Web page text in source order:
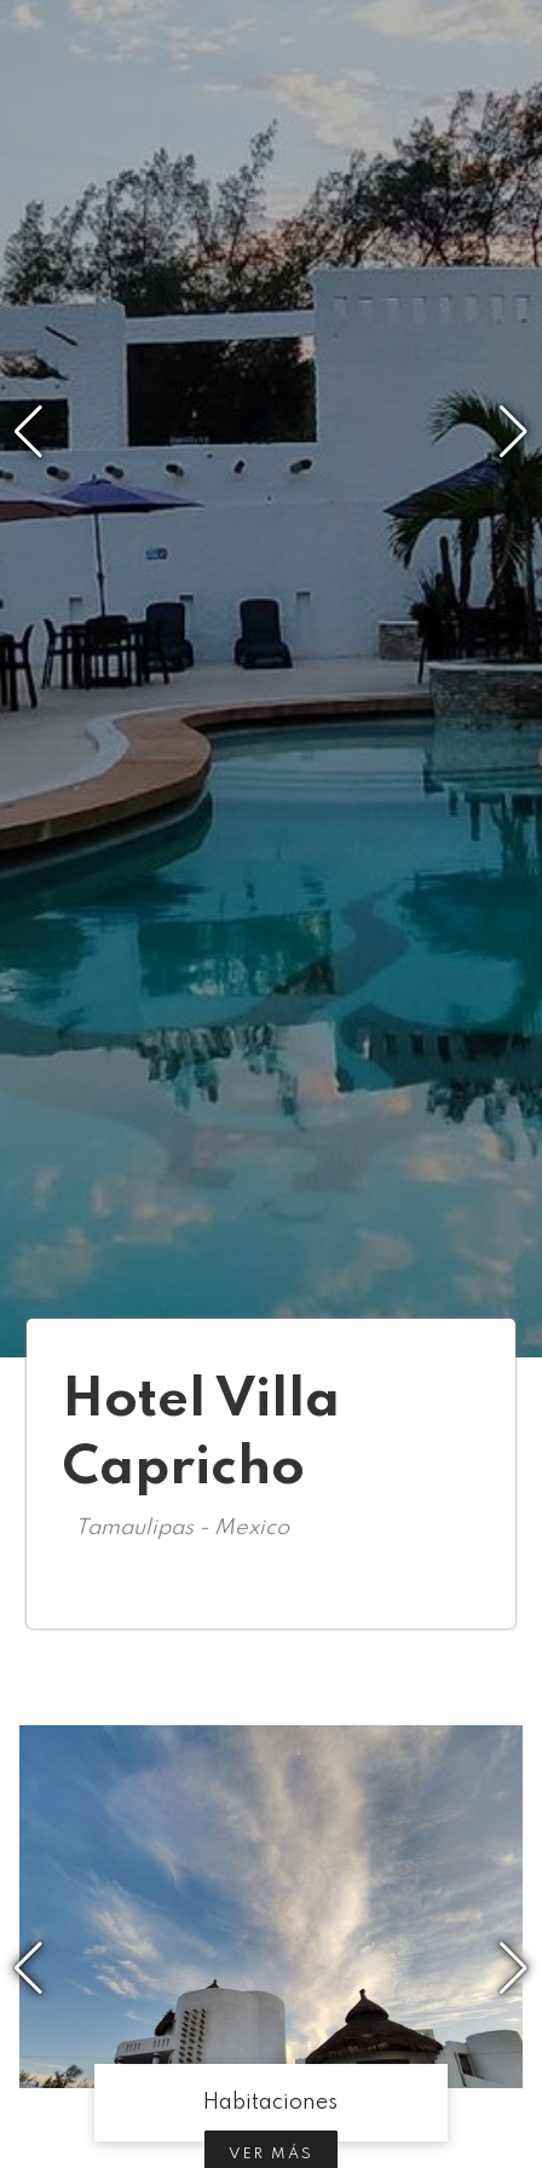
Hotel Villa
Capricho
Tamaulipas - Mexico
Habitaciones
VER MÁS